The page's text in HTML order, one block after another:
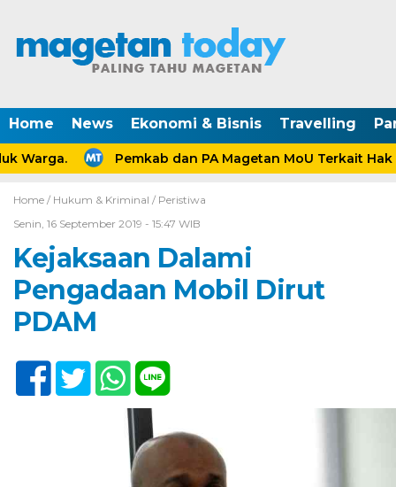
Home News Ekonomi & Bisnis Travelling
Warga. Pemkab dan PA Magetan MoU Terkait Hak
Home / Hukum & Kriminal / Peristiwa
Senin, 16 September 2019 - 15:47 WIB
Kejaksaan Dalami
Pengadaan Mobil Dirut
PDAM